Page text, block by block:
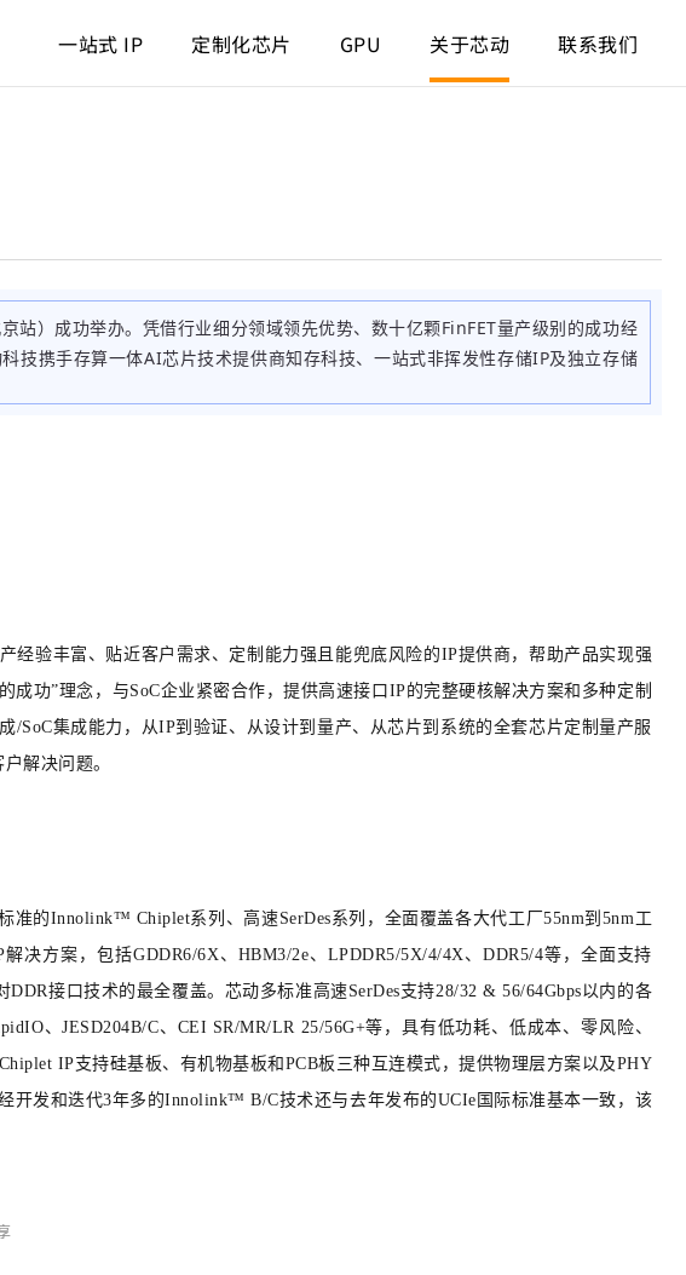
一站式 IP 定制化芯片 GPU 关于芯动 联系我们
站）成功举办。 凭借行业细分领域领先优势、数十亿颗FinFET量产级别的成功经
技携手存算一体AI芯片技术提供商知存科技、一站式非挥发性存储IP及独立存储
验丰富、贴近客户需求、定制能力强且能兜底风险的IP提供商，帮助产品实现强
功”理念，与SoC企业紧密合作，提供高速接口IP的完整硬核解决方案和多种定制
集成能力，从IP到验证、从设计到量产、从芯片到系统的全套芯片定制量产服
解决问题。
的Innolink™ Chiplet系列、高速SerDes系列， 全面覆盖各大代工厂55nm到5nm工
方案，包括GDDR6/6X、HBM3/2e、LPDDR5/5X/4/4X、DDR5/4等，全面支持
接口技术的最全覆盖。芯动多标准高速SerDes支持28/32 & 56/64Gbps以内的各
、JESD204B/C、CEI SR/MR/LR 25/56G+等，具有低功耗、低成本、零风险、
IP支持硅基板、有机物基板和PCB板三种互连模式，提供物理层方案以及PHY
开发和迭代3年多的Innolink™ B/C技术还与去年发布的UCIe国际标准基本一致，该